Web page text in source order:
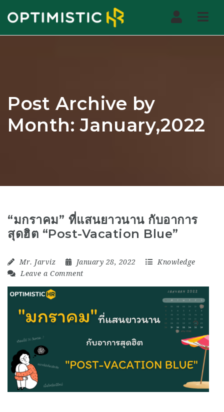
Post Archive by
Month: January,2022
“มกราคม” ที่แสนยาวนาน กับอาการ
สุดฮิต “Post-Vacation Blue”
Mr. Jarviz January 28, 2022
Knowledge
Leave a Comment